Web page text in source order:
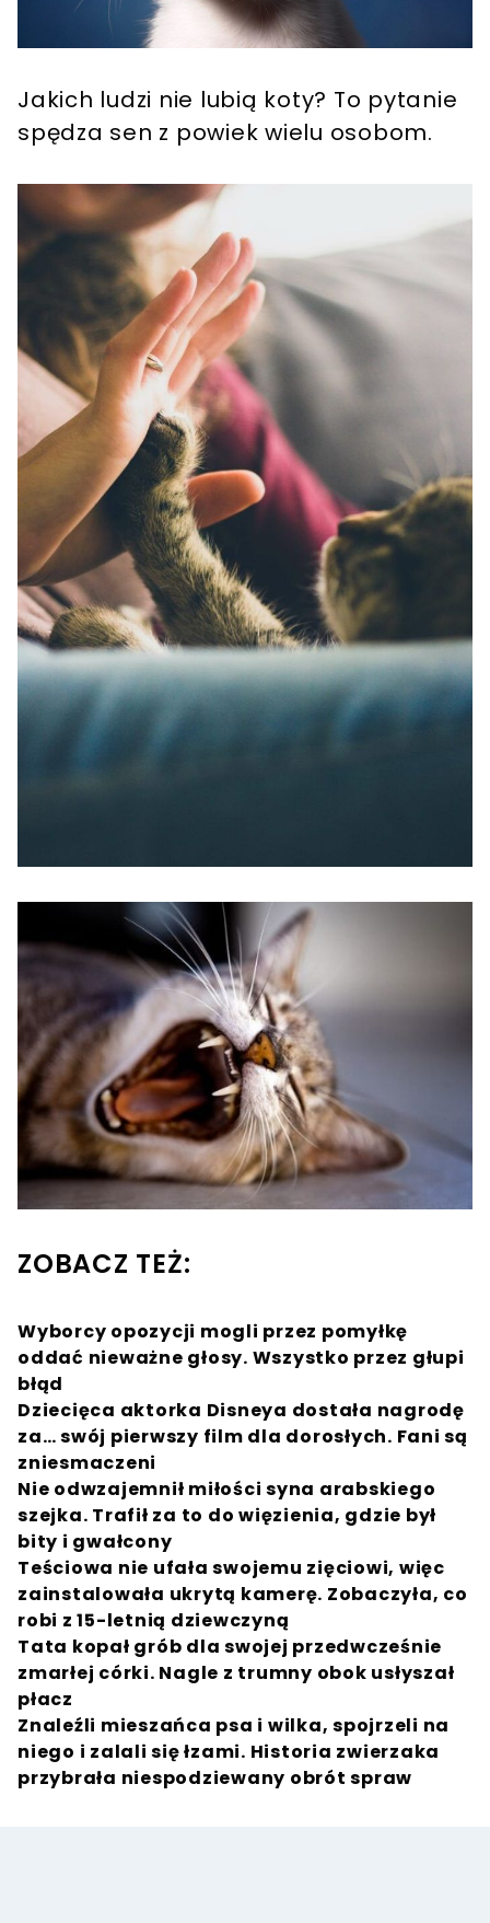
Jakich ludzi nie lubią koty? To pytanie
spędza sen z powiek wielu osobom.
ZOBACZ TEŻ:
Wyborcy opozycji mogli przez pomyłkę
oddać nieważne głosy. Wszystko przez głupi
błąd
Dziecięca aktorka Disneya dostała nagrodę
za… swój pierwszy film dla dorosłych. Fani są
zniesmaczeni
Nie odwzajemnił miłości syna arabskiego
szejka. Trafił za to do więzienia, gdzie był
bity i gwałcony
Teściowa nie ufała swojemu zięciowi, więc
zainstalowała ukrytą kamerę. Zobaczyła, co
robi z 15-letnią dziewczyną
Tata kopał grób dla swojej przedwcześnie
zmarłej córki. Nagle z trumny obok usłyszał
płacz
Znaleźli mieszańca psa i wilka, spojrzeli na
niego i zalali się łzami. Historia zwierzaka
przybrała niespodziewany obrót spraw